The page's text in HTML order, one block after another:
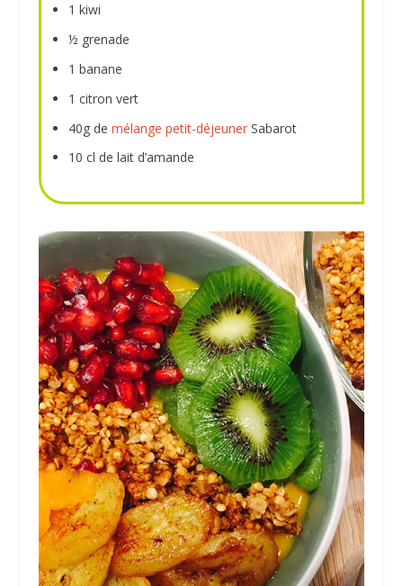
1 kiwi
½ grenade
1 banane
1 citron vert
40g de mélange petit-déjeunerSabarot
10 cl de lait d’amande